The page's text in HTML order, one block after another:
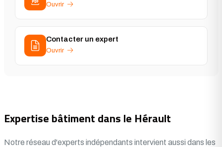
Ouvrir
Contacter un expert
Ouvrir
Expertise bâtiment dans le Hérault
Notre réseau d'experts indépendants intervient aussi dans les